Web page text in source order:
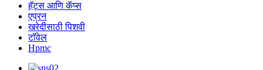
हॅट्स आणि कॅप्स
एप्रन
खरेदीसाठी पिशवी
टॉवेल
Hpmc